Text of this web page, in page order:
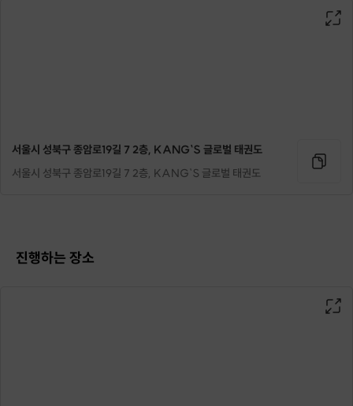
국기원 지도자의 태권도 클래스
서울시 성북구 종암로19길 7 2층, KANG`S 글로벌 태권도
서울시 성북구 종암로19길 7 2층, KANG`S 글로벌 태권도
진행하는 장소